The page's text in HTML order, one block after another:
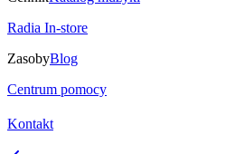
Radia In-store
ZasobyBlog
Centrum pomocy
Kontakt